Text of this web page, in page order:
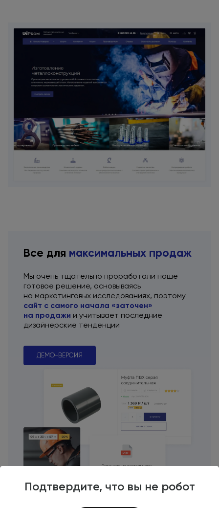
Подтвердите, что вы не робот
Все для максимальных продаж
Мы очень тщательно проработали наше
готовое решение, основываясь
на маркетинговых исследованиях, поэтому
сайт с самого начала «заточен»
на продажи и учитывает последние
дизайнерские тенденции
ДЕМО-ВЕРСИЯ